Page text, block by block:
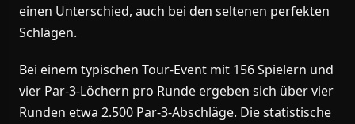
einen Unterschied, auch bei den seltenen perfekten
Schlägen.
Bei einem typischen Tour-Event mit 156 Spielern und
vier Par-3-Löchern pro Runde ergeben sich über vier
Runden etwa 2.500 Par-3-Abschläge. Die statistische